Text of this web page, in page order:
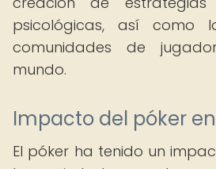
psicológicas, así como
comunidades de
mundo.
Impacto del póker
El póker ha tenido un